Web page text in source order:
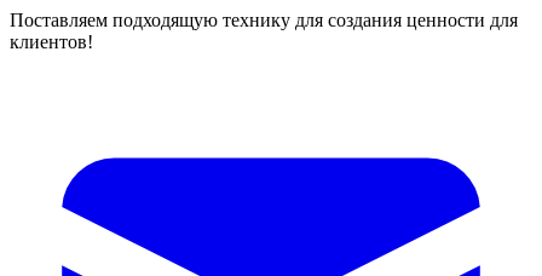
Поставляем подходящую технику для создания ценности для
клиентов!